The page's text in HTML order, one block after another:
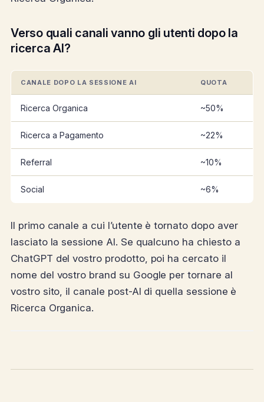
Verso quali canali vanno gli utenti dopo la
ricerca AI?
CANALE DOPO LA SESSIONE AI QUOTA
Ricerca Organica ~50%
Ricerca a Pagamento ~22%
Referral ~10%
Social ~6%
Il primo canale a cui l’utente è tornato dopo aver
lasciato la sessione AI. Se qualcuno ha chiesto a
ChatGPT del vostro prodotto, poi ha cercato il
nome del vostro brand su Google per tornare al
vostro sito, il canale post-AI di quella sessione è
Ricerca Organica.